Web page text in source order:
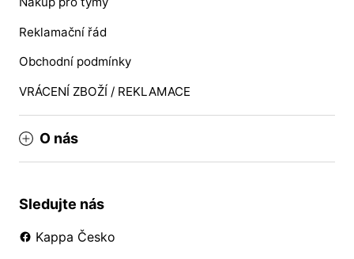
Reklamační řád
Obchodní podmínky
VRÁCENÍ ZBOŽÍ / REKLAMACE
O nás
Sledujte nás
Kappa Česko